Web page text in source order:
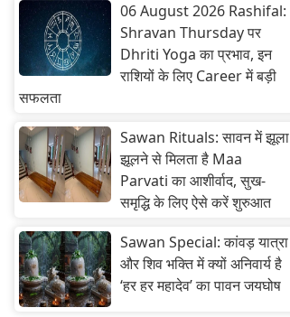
06 August 2026 Rashifal:
Shravan Thursday पर
Dhriti Yoga का प्रभाव, इन
राशियों के लिए Career में बड़ी
सफलता
Sawan Rituals: सावन में झूला
झूलने से मिलता है Maa
Parvati का आशीर्वाद, सुख-
समृद्धि के लिए ऐसे करें शुरुआत
Sawan Special: कांवड़ यात्रा
और शिव भक्ति में क्यों अनिवार्य है
‘हर हर महादेव’ का पावन जयघोष